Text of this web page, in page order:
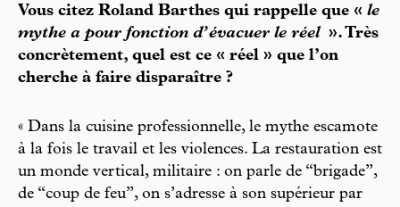
Vous citez Roland Barthes qui rappelle que « le
mythe a pour fonction d’évacuer le réel ». Très
concrètement, quel est ce « réel » que l’on
cherche à faire disparaître ?
« Dans la cuisine professionnelle, le mythe escamote
à la fois le travail et les violences. La restauration est
un monde vertical, militaire : on parle de “brigade”,
de “coup de feu”, on s’adresse à son supérieur par